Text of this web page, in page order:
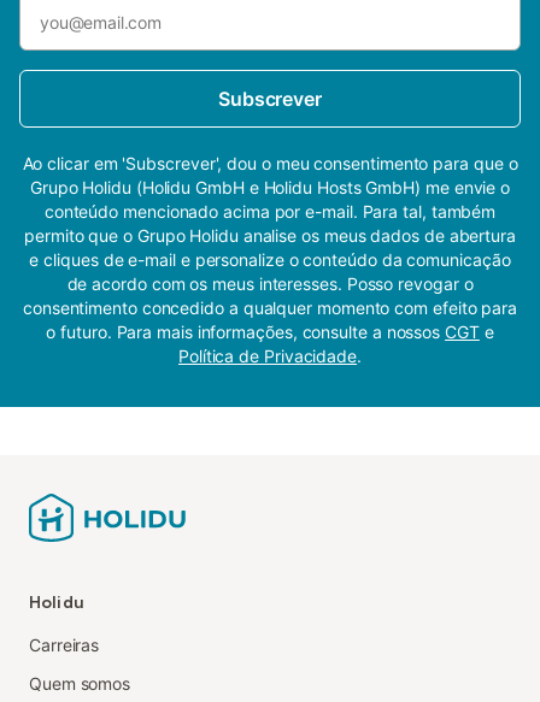
Subscrever
Ao clicar em 'Subscrever', dou o meu consentimento para que o
Grupo Holidu (Holidu GmbH e Holidu Hosts GmbH) me envie o
conteúdo mencionado acima por e-mail. Para tal, também
permito que o Grupo Holidu analise os meus dados de abertura
e cliques de e-mail e personalize o conteúdo da comunicação
de acordo com os meus interesses. Posso revogar o
consentimento concedido a qualquer momento com efeito para
o futuro. Para mais informações, consulte a nossosCGTe
Política de Privacidade.
Holidu
Carreiras
Quem somos